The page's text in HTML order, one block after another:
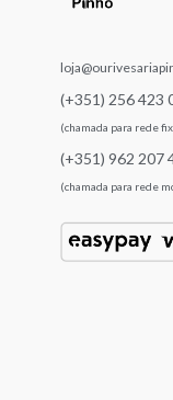
(+351) 256 423
(chamada para rede
(+351) 962 207
(chamada para rede